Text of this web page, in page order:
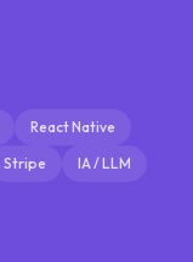
React Native
Stripe IA / LLM